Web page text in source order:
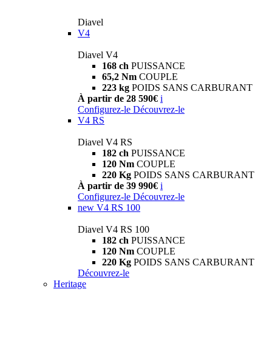
Diavel
V4
Diavel V4
168 ch PUISSANCE
65,2 Nm COUPLE
223 kg POIDS SANS CARBURANT
À partir de 28 590€ i
Configurez-le Découvrez-le
V4 RS
Diavel V4 RS
182 ch PUISSANCE
120 Nm COUPLE
220 Kg POIDS SANS CARBURANT
À partir de 39 990€ i
Configurez-le Découvrez-le
new V4 RS 100
Diavel V4 RS 100
182 ch PUISSANCE
120 Nm COUPLE
220 Kg POIDS SANS CARBURANT
Découvrez-le
Heritage